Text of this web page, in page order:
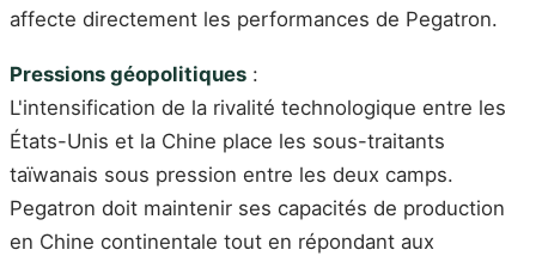
affecte directement les performances de Pegatron.
Pressions géopolitiques :
L'intensification de la rivalité technologique entre les
États-Unis et la Chine place les sous-traitants
taïwanais sous pression entre les deux camps.
Pegatron doit maintenir ses capacités de production
en Chine continentale tout en répondant aux